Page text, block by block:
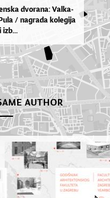
dvo­ra­na: Val­ka­
/ na­gra­da ko­le­gi­ja
izb...
AUTHOR